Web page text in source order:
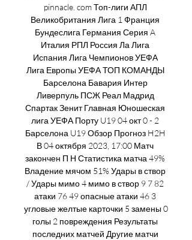
pinnacle. com Топ-лиги АПЛ
Великобритания Лига 1 Франция
Бундеслига Германия Серия A
Италия РПЛ Россия Ла Лига
Испания Лига Чемпионов УЕФА
Лига Европы УЕФА ТОП КОМАНДЫ
Барселона Бавария Интер
Ливерпуль ПСЖ Реал Мадрид
Спартак Зенит Главная Юношеская
лига УЕФА Порту U19 04 окт 0 - 2
Барселона U19 Обзор Прогноз H2H
В 04 октября 2023, 17:00 Матч
закончен П Н Статистика матча 49%
Владение мячом 51% Удары в створ
/ Удары мимо 4 мимо в створ 9 7 82
атаки 76 49 опасные атаки 46 3
угловые желтые карточки 5 замены 0
голы 2 повреждения Результаты
последних матчей Другие матчи